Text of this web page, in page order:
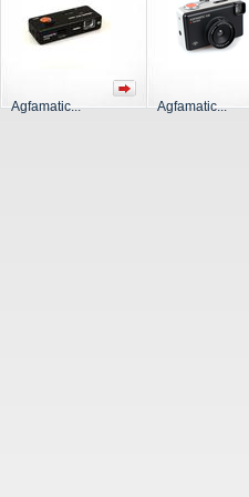
Agfamatic... Agfamatic...